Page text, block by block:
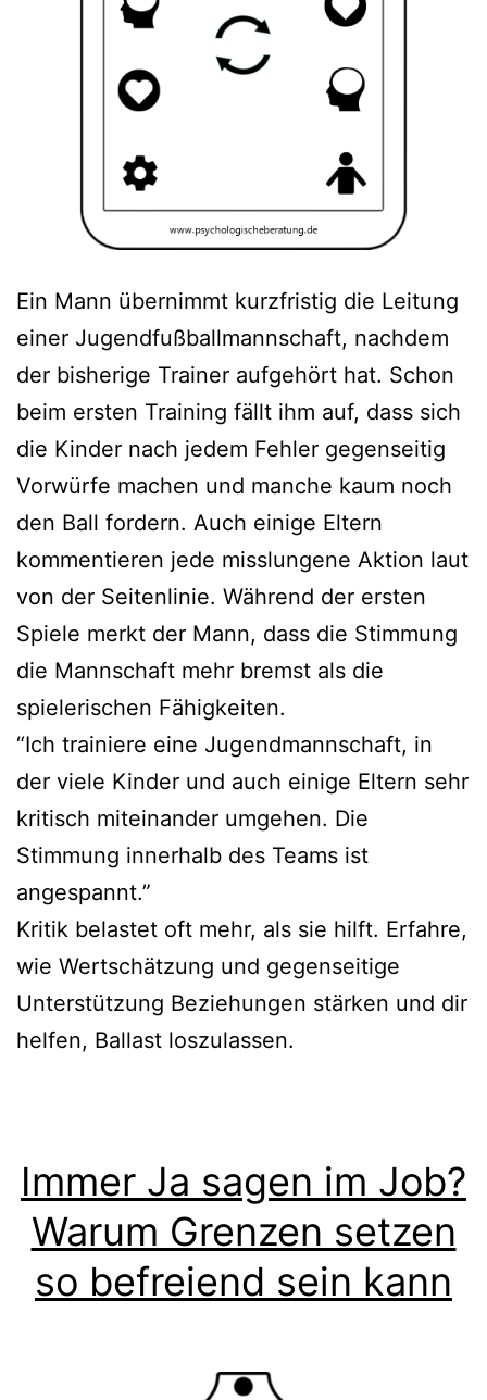
Ein Mann übernimmt kurzfristig die Leitung
einer Jugendfußballmannschaft, nachdem
der bisherige Trainer aufgehört hat. Schon
beim ersten Training fällt ihm auf, dass sich
die Kinder nach jedem Fehler gegenseitig
Vorwürfe machen und manche kaum noch
den Ball fordern. Auch einige Eltern
kommentieren jede misslungene Aktion laut
von der Seitenlinie. Während der ersten
Spiele merkt der Mann, dass die Stimmung
die Mannschaft mehr bremst als die
spielerischen Fähigkeiten.
“Ich trainiere eine Jugendmannschaft, in
der viele Kinder und auch einige Eltern sehr
kritisch miteinander umgehen. Die
Stimmung innerhalb des Teams ist
angespannt.”
Kritik belastet oft mehr, als sie hilft. Erfahre,
wie Wertschätzung und gegenseitige
Unterstützung Beziehungen stärken und dir
helfen, Ballast loszulassen.
Immer Ja sagen im Job?
Warum Grenzen setzen
so befreiend sein kann